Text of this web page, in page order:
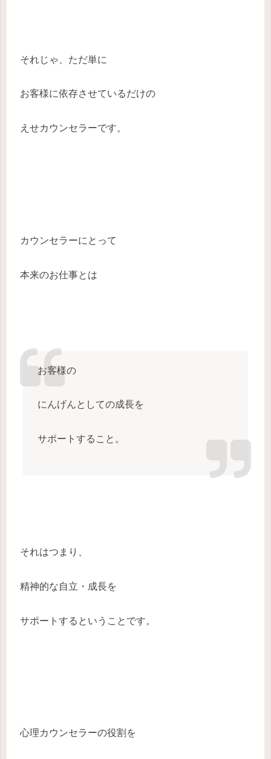
それじゃ、ただ単に
お客様に依存させているだけの
えせカウンセラーです。
カウンセラーにとって
本来のお仕事とは
お客様の
にんげんとしての成長を
サポートすること。
それはつまり、
精神的な自立・成長を
サポートするということです。
心理カウンセラーの役割を